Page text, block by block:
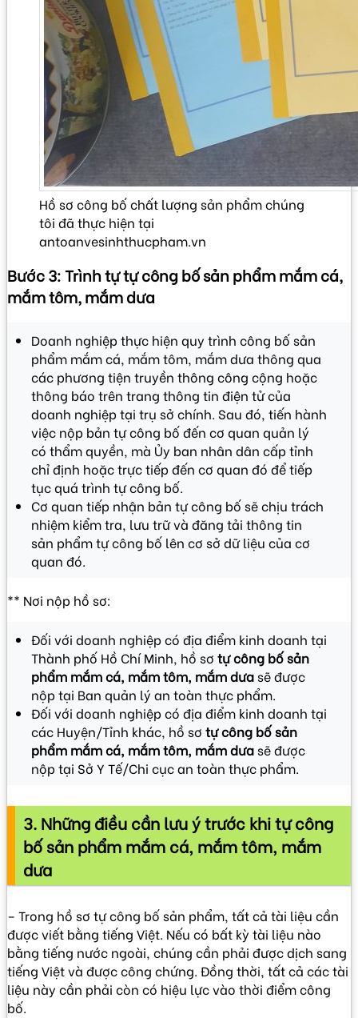
Hồ sơ công bố chất lượng sản phẩm chúng
tôi đã thực hiện tại
antoanvesinhthucpham.vn
Bước 3: Trình tự tự công bố sản phẩm mắm cá,
mắm tôm, mắm dưa
Doanh nghiệp thực hiện quy trình công bố sản
phẩm mắm cá, mắm tôm, mắm dưa thông qua
các phương tiện truyền thông công cộng hoặc
thông báo trên trang thông tin điện tử của
doanh nghiệp tại trụ sở chính. Sau đó, tiến hành
việc nộp bản tự công bố đến cơ quan quản lý
có thẩm quyền, mà Ủy ban nhân dân cấp tỉnh
chỉ định hoặc trực tiếp đến cơ quan đó để tiếp
tục quá trình tự công bố.
Cơ quan tiếp nhận bản tự công bố sẽ chịu trách
nhiệm kiểm tra, lưu trữ và đăng tải thông tin
sản phẩm tự công bố lên cơ sở dữ liệu của cơ
quan đó.
** Nơi nộp hồ sơ:
Đối với doanh nghiệp có địa điểm kinh doanh tại
Thành phố Hồ Chí Minh, hồ sơ tự công bố sản
phẩm mắm cá, mắm tôm, mắm dưasẽ được
nộp tại Ban quản lý an toàn thực phẩm.
Đối với doanh nghiệp có địa điểm kinh doanh tại
các Huyện/Tỉnh khác, hồ sơ tự công bố sản
phẩm mắm cá, mắm tôm, mắm dưasẽ được
nộp tại Sở Y Tế/Chi cục an toàn thực phẩm.
3. Những điều cần lưu ý trước khi tự công
bố sản phẩm mắm cá, mắm tôm, mắm
dưa
– Trong hồ sơ tự công bố sản phẩm, tất cả tài liệu cần
được viết bằng tiếng Việt. Nếu có bất kỳ tài liệu nào
bằng tiếng nước ngoài, chúng cần phải được dịch sang
tiếng Việt và được công chứng. Đồng thời, tất cả các tài
liệu này cần phải còn có hiệu lực vào thời điểm công
bố.